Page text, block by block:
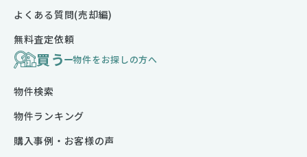
よくある質問(売却編)
無料査定依頼
買う 物件をお探しの方へ
物件検索
物件ランキング
購入事例・お客様の声